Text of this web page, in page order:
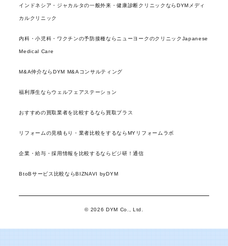
インドネシア・ジャカルタの一般外来・健康診断クリニックならDYMメディ
カルクリニック
内科・小児科・ワクチンの予防接種ならニューヨークのクリニックJapanese
Medical Care
M&A仲介ならDYM M&Aコンサルティング
福利厚生ならウェルフェアステーション
おすすめの買取業者を比較するなら買取プラス
リフォームの見積もり・業者比較をするならMYリフォームラボ
企業・給与・採用情報を比較するならビジ研！通信
BtoBサービス比較ならBIZNAVI byDYM
© 2026 DYM Co., Ltd.